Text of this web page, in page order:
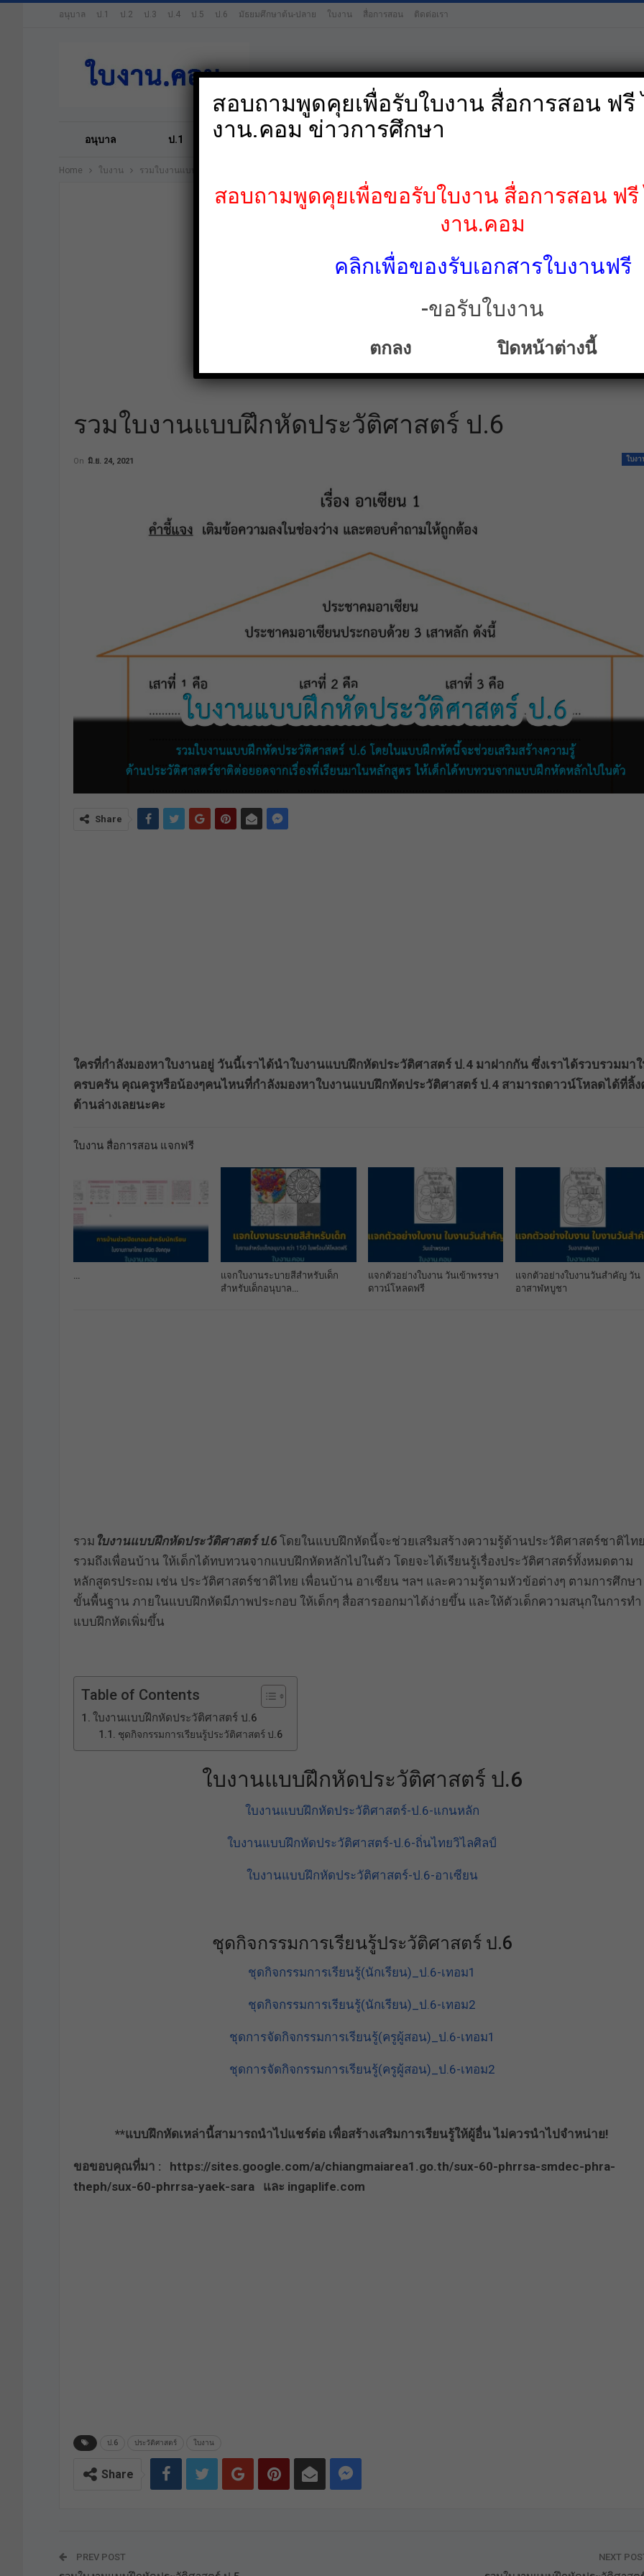
อนุบาล ป.1 ป.2 ป.3 ป.4 ป.5 ป.6 มัธยมศึกษาต้น-ปลาย ใบงาน สื่อการสอน ติดต่อเรา
อนุบาล ป.1 ป.2 ป.3 ป.4 ป.5
Home ใบงาน รวมใบงานแบบฝึกหัดประวัติศาสตร์ ป.6
รวมใบงานแบบฝึกหัดประวัติศาสตร์ ป.6
ใบงา
On มิ.ย. 24, 2021
Share
ใครที่กำลังมองหาใบงานอยู่ วันนี้เราได้นำใบงานแบบฝึกหัดประวัติศาสตร์ ป.4 มาฝากกัน ซึ่งเราได้รวบรวมมา
ครบครัน คุณครูหรือน้องๆคนไหนที่กำลังมองหาใบงานแบบฝึกหัดประวัติศาสตร์ ป.4 สามารถดาวน์โหลดได้ที่ลิ้ง
ด้านล่างเลยนะคะ
ใบงาน สื่อการสอน แจกฟรี
แจกใบงานระบายสีสำหรับเด็ก
สำหรับเด็กอนุบาล…
แจกตัวอย่างใบงาน วันเข้าพรรษา
ดาวน์โหลดฟรี
แจกตัวอย่างใบงานวันสำคัญ วัน
อาสาฬหบูชา
รวม ใบงานแบบฝึกหัดประวัติศาสตร์ ป.6 โดยในแบบฝึกหัดนี้จะช่วยเสริมสร้างความรู้ด้านประวัติศาสตร์ชาติไท
รวมถึงเพื่อนบ้าน ให้เด็กได้ทบทวนจากแบบฝึกหัดหลักไปในตัว โดยจะได้เรียนรู้เรื่องประวัติศาสตร์ทั้งหมดตาม
หลักสูตรประถม เช่น ประวัติศาสตร์ชาติไทย เพื่อนบ้าน อาเซียน ฯลฯ และความรู้ตามหัวข้อต่างๆ ตามการศึกษา
ขั้นพื้นฐาน ภายในแบบฝึกหัดมีภาพประกอบ ให้เด็กๆ สื่อสารออกมาได้ง่ายขึ้น และให้ตัวเด็กความสนุกในการทำ
แบบฝึกหัดเพิ่มขึ้น
Table of Contents
ใบงานแบบฝึกหัดประวัติศาสตร์ ป.6
ชุดกิจกรรมการเรียนรู้ประวัติศาสตร์ ป.6
ใบงานแบบฝึกหัดประวัติศาสตร์ ป.6
ใบงานแบบฝึกหัดประวัติศาสตร์-ป.6-แกนหลัก
ใบงานแบบฝึกหัดประวัติศาสตร์-ป.6-ถิ่นไทยวิไลศิลป์
ใบงานแบบฝึกหัดประวัติศาสตร์-ป.6-อาเซียน
ชุดกิจกรรมการเรียนรู้ประวัติศาสตร์ ป.6
ชุดกิจกรรมการเรียนรู้(นักเรียน)_ป.6-เทอม1
ชุดกิจกรรมการเรียนรู้(นักเรียน)_ป.6-เทอม2
ชุดการจัดกิจกรรมการเรียนรู้(ครูผู้สอน)_ป.6-เทอม1
ชุดการจัดกิจกรรมการเรียนรู้(ครูผู้สอน)_ป.6-เทอม2
**แบบฝึกหัดเหล่านี้สามารถนำไปแชร์ต่อ เพื่อสร้างเสริมการเรียนรู้ให้ผู้อื่น ไม่ควรนำไปจำหน่าย!
ขอขอบคุณที่มา : https://sites.google.com/a/chiangmaiarea1.go.th/sux-60-phrrsa-smdec-phra-
theph/sux-60-phrrsa-yaek-sara และ ingaplife.com
ป.6 ประวัติศาสตร์ ใบงาน
Share
PREV POST NEXT
สอบถามพูดคุยเพื่อรับใบงาน สื่อการสอน ฟรี
งาน.คอม ข่าวการศึกษา
สอบถามพูดคุยเพื่อขอรับใบงาน สื่อการสอน ฟรี
งาน.คอม
คลิกเพื่อของรับเอกสารใบงานฟรี
-ขอรับใบงาน
ตกลง ปิดหน้าต่างนี้